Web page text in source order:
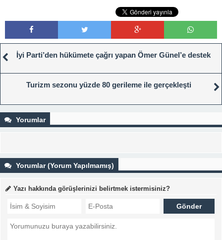
İyi Parti’den hükümete çağrı yapan Ömer Günel’e destek
Turizm sezonu yüzde 80 gerileme ile gerçekleşti
Yorumlar
Yorumlar (Yorum Yapılmamış)
Yazı hakkında görüşlerinizi belirtmek istermisiniz?